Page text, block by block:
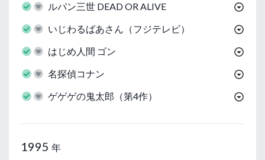
ルパン三世 DEAD OR ALIVE
いじわるばあさん（フジテレビ）
はじめ人間 ゴン
名探偵コナン
ゲゲゲの鬼太郎（第4作）
1995 年